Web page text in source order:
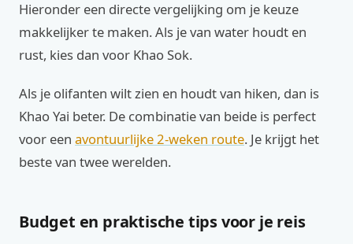
Hieronder een directe vergelijking om je keuze
makkelijker te maken. Als je van water houdt en
rust, kies dan voor Khao Sok.
Als je olifanten wilt zien en houdt van hiken, dan is
Khao Yai beter. De combinatie van beide is perfect
voor een avontuurlijke 2-weken route. Je krijgt het
beste van twee werelden.
Budget en praktische tips voor je reis